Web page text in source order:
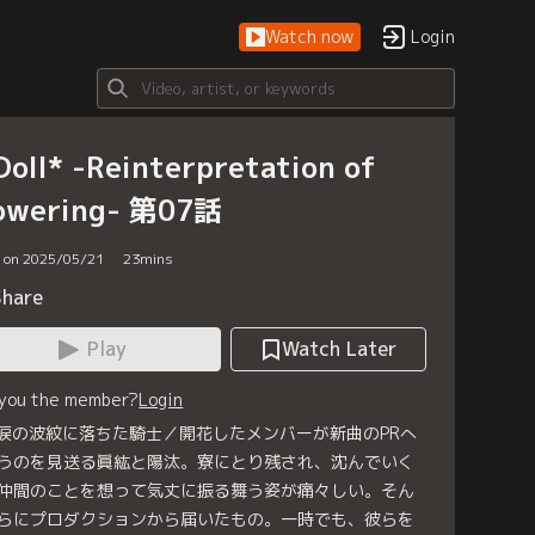
Watch now Login
-Reinterpretation of
第07話
2025/05/21 23mins
Play
Watch Later
the member?Login
の波紋に落ちた騎士／開花したメンバーが新曲のPRへ
のを見送る眞紘と陽汰。寮にとり残され、沈んでいく
間のことを想って気丈に振る舞う姿が痛々しい。そん
にプロダクションから届いたもの。一時でも、彼らを